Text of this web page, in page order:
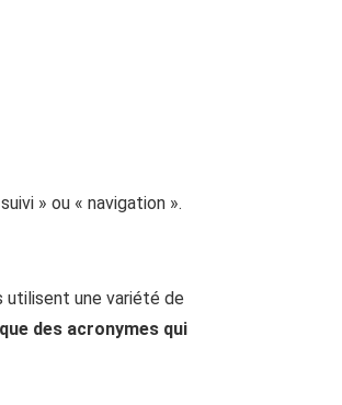
» ou « navigation ».
une variété de
des acronymes qui